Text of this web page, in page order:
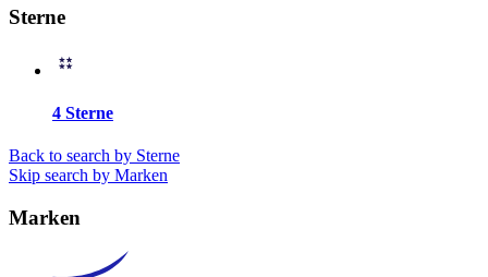
Sterne
4 Sterne
Back to search by Sterne
Skip search by Marken
Marken